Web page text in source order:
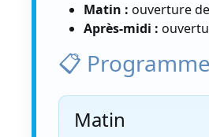
Matin : ouverture
Après-midi :
📋 Programme
Matin